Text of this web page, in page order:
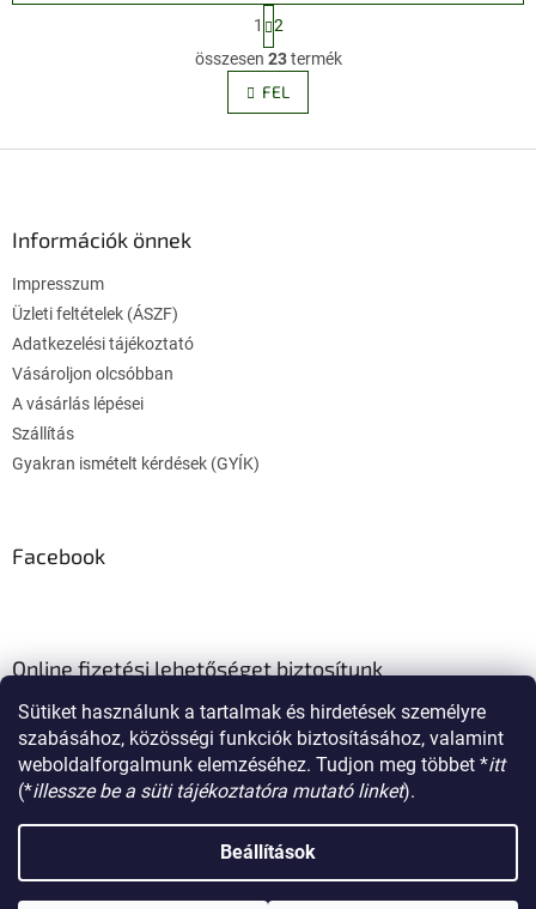
Sütiket használunk a tartalmak és hirdetések személyre
szabásához, közösségi funkciók biztosításához, valamint
weboldalforgalmunk elemzéséhez. Tudjon meg többet *itt
(*illessze be a süti tájékoztatóra mutató linket).
Beállítások
L
i
s
t
L
a
p
o
z
á
1
2
összesen 23termék
FEL
Információk önnek
Impresszum
Üzleti feltételek (ÁSZF)
Adatkezelési tájékoztató
Vásároljon olcsóbban
A vásárlás lépései
Szállítás
Gyakran ismételt kérdések (GYÍK)
Facebook
Online fizetési lehetőséget biztosítunk